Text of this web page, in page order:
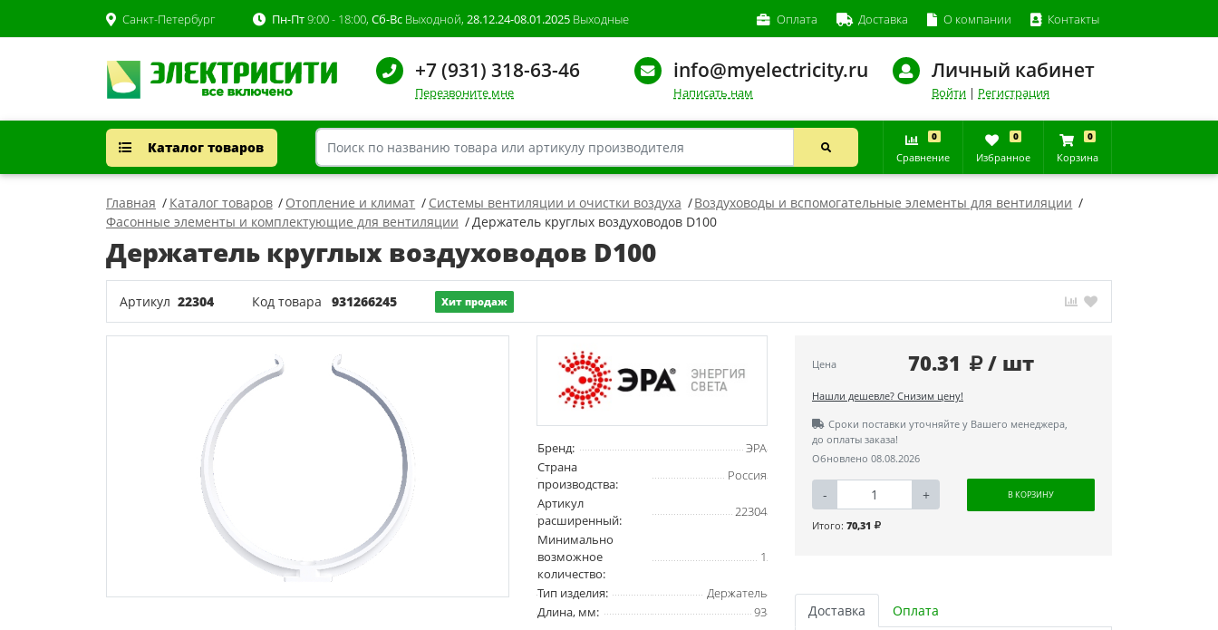
Санкт-Петербург Пн-Пт9:00 - 18:00, Сб-Вс Выходной, 28.12.24-08.01.2025 Выходные Оплата Доставка О компании Контакты
+7 (931) 318-63-46
Перезвоните мне
info@myelectricity.ru
Написать нам
Личный кабинет
Войти | Регистрация
Каталог товаров
0
Сравнение
0
Избранное
0
Корзина
Главная Каталог товаров Отопление и климат Системы вентиляции и очистки воздуха
Воздуховоды и вспомогательные элементы для вентиляции
Фасонные элементы и комплектующие для вентиляции
Держатель круглых воздуховодов D100
Держатель круглых воздуховодов D100
Артикул 22304 Код товара 931266245 Хит продаж
Бренд:
ЭРА
Страна
производства:
Россия
Артикул
расширенный:
22304
Минимально
возможное
количество:
1
Тип изделия:
Держатель
Длина, мм:
93
Цена 70.31 / шт
Нашли дешевле? Снизим цену!
Сроки поставки уточняйте у Вашего менеджера,
до оплаты заказа!
Обновлено 08.08.2026
- + В КОРЗИНУ
Итого: 70,31
Доставка Оплата